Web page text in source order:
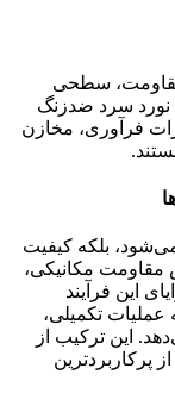
مقاومت، سطحی
نورد سرد ضدزنگ
فرآوری، مخازن
بلکه کیفیت
مقاومت مکانیکی،
این فرآیند
عملیات تکمیلی،
این ترکیب از
پرکاربردترین